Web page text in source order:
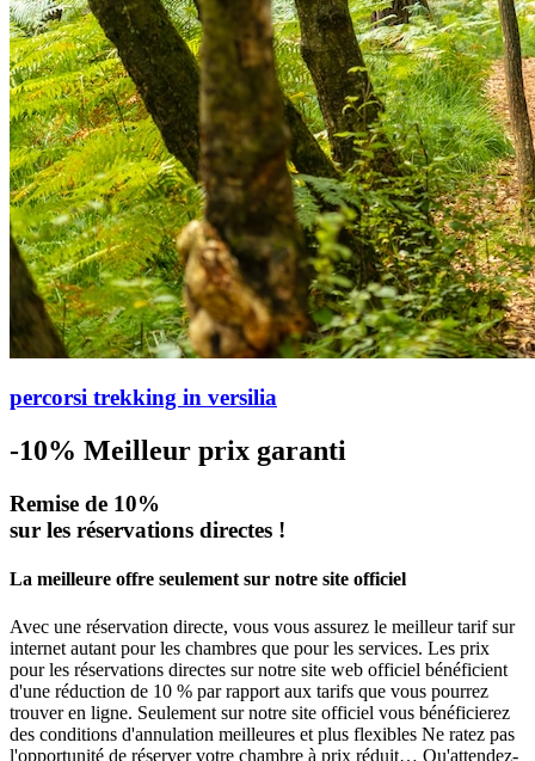
percorsi trekking in versilia
-10% Meilleur prix garanti
Remise de 10%
sur les réservations directes !
La meilleure offre seulement sur notre site officiel
Avec une réservation directe, vous vous assurez le meilleur tarif sur
internet autant pour les chambres que pour les services. Les prix
pour les réservations directes sur notre site web officiel bénéficient
d'une réduction de 10 % par rapport aux tarifs que vous pourrez
trouver en ligne. Seulement sur notre site officiel vous bénéficierez
des conditions d'annulation meilleures et plus flexibles Ne ratez pas
l'opportunité de réserver votre chambre à prix réduit… Qu'attendez-